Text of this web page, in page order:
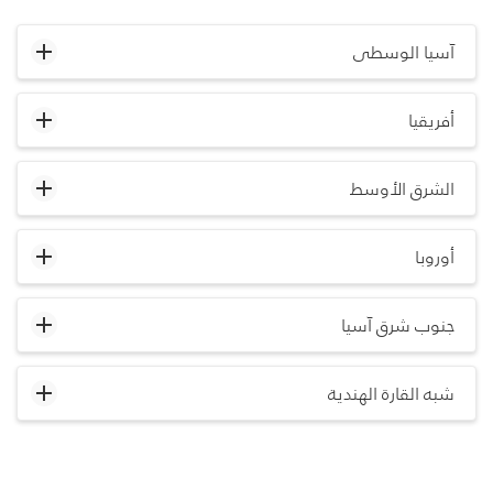
آسيا الوسطى
أفريقيا
الشرق الأوسط
أوروبا
جنوب شرق آسيا
شبه القارة الهندية